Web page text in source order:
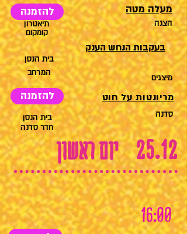
להזמנה
בית הנסן
המרחב
להזמנה
בית הנסן
חדר סדנה
מעלה מטה
הצגה
מיצגים
מריונטות על חוט
סדנה
בעקבות הנחש הענק
תיאטרון
קומקום
יום ראשון 25.12
16:00